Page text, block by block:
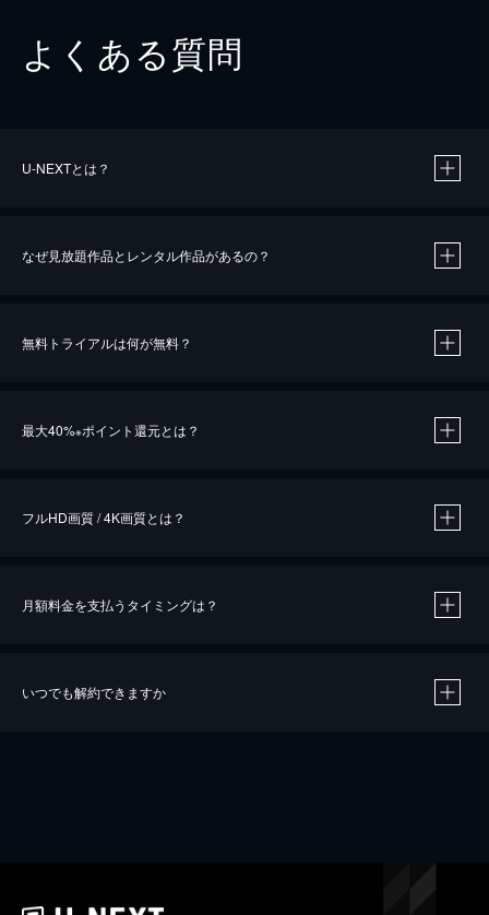
よくある質問
U-NEXTとは？
なぜ見放題作品とレンタル作品があるの？
無料トライアルは何が無料？
最大40%※ポイント還元とは？
※40％ポイント還元の対象は、クレジットカード決済による作品の購入 / レンタルです。
iOSアプリのUコイン決済による作品の購入 / レンタルは、20％のポイント還元です。
フルHD画質 / 4K画質とは？
月額料金を支払うタイミングは？
いつでも解約できますか